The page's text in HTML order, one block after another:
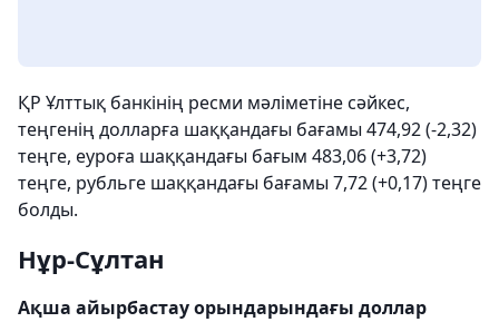
ҚР Ұлттық банкінің ресми мәліметіне сәйкес,
теңгенің долларға шаққандағы бағамы 474,92 (-2,32)
теңге, еуроға шаққандағы бағым 483,06 (+3,72)
теңге, рубльге шаққандағы бағамы 7,72 (+0,17) теңге
болды.
Нұр-Сұлтан
Ақша айырбастау орындарындағы доллар